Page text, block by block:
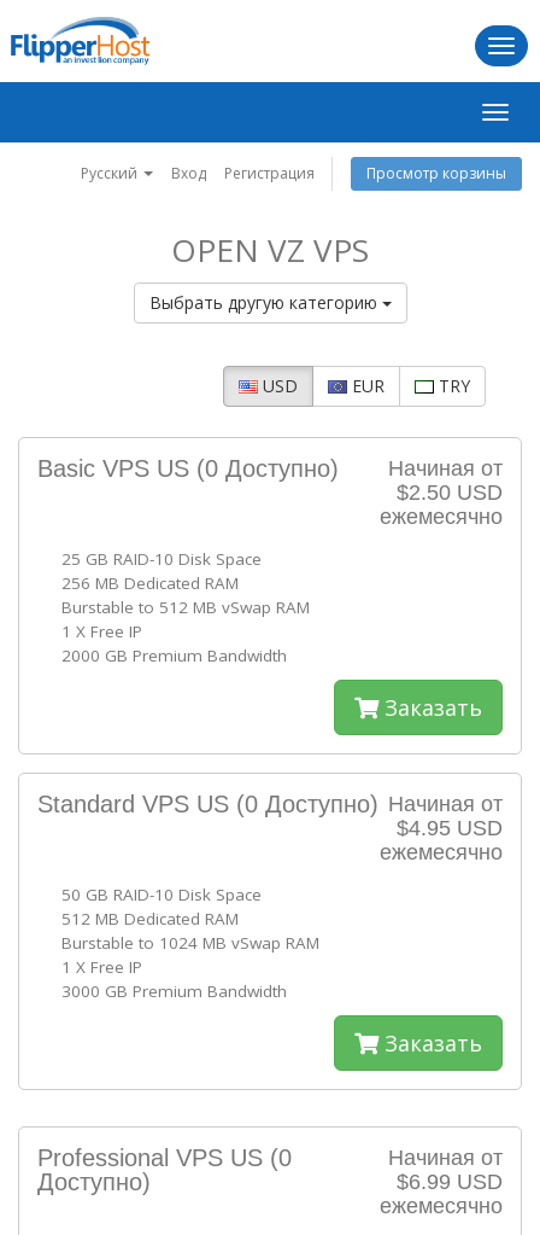
Русский Вход Регистрация Просмотр корзины
OPEN VZ VPS
Выбрать другую категорию
USD EUR TRY
Начиная от
$2.50 USD
ежемесячно
Basic VPS US (0 Доступно)
25 GB RAID-10 Disk Space
256 MB Dedicated RAM
Burstable to 512 MB vSwap RAM
1 X Free IP
2000 GB Premium Bandwidth
Заказать
Начиная от
$4.95 USD
ежемесячно
Standard VPS US (0 Доступно)
50 GB RAID-10 Disk Space
512 MB Dedicated RAM
Burstable to 1024 MB vSwap RAM
1 X Free IP
3000 GB Premium Bandwidth
Заказать
Начиная от
$6.99 USD
ежемесячно
Professional VPS US (0
Доступно)